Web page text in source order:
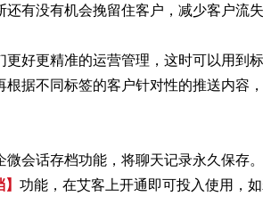
有没有机会挽留住客户，减少客户流失
好更精准的运营管理，这时可以用到
据不同标签的客户针对性的推送内容
会话存档功能，将聊天记录永久保存
功能，在艾客上开通即可投入使用，